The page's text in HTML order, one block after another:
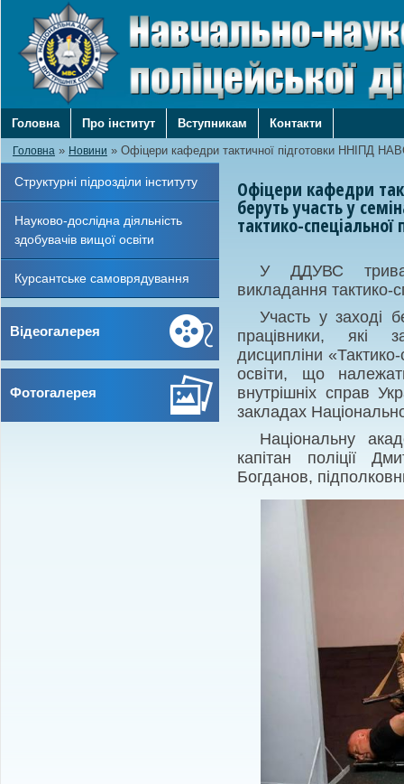
Головна Про інститут Вступникам Контакти
Головна » Новини » Офіцери кафедри тактичної підготовки ННІПД
Структурні підрозділи інституту
Науково-дослідна діяльність
здобувачів вищої освіти
Курсантське самоврядування
Відеогалерея
Фотогалерея
Офіцери кафедри
беруть участь у
тактико-спеціальної
У ДДУВС триває
викладання тактико-
Участь у заході
працівники, які
дисципліни
освіти, що
внутрішніх справ
закладах
Національну
капітан поліції
Богданов,